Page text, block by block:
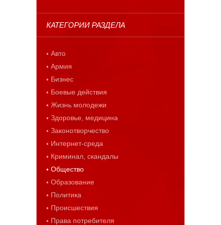
КАТЕГОРИИ РАЗДЕЛА
Авто
Армия
Бизнес
Боевые действия
Жизнь молодежи
Здоровье, медицина
Законотворчество
Интернет-среда
Криминал, скандалы
Общество
Образование
Политика
Происшествия
Права потребителя